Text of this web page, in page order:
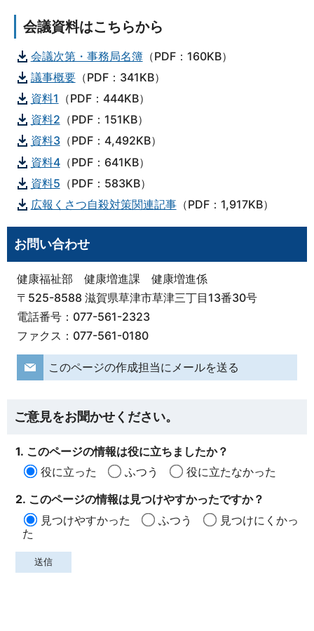
会議資料はこちらから
会議次第・事務局名簿（PDF：160KB）
議事概要（PDF：341KB）
資料1 （PDF：444KB）
資料2 （PDF：151KB）
資料3（PDF：4,492KB）
資料4（PDF：641KB）
資料5 （PDF：583KB）
広報くさつ自殺対策関連記事（PDF：1,917KB）
お問い合わせ
健康福祉部 健康増進課 健康増進係
〒525-8588 滋賀県草津市草津三丁目13番30号
電話番号：077-561-2323
ファクス：077-561-0180
このページの作成担当にメールを送る
ご意見をお聞かせください。
1. このページの情報は役に立ちましたか？
役に立った
ふつう
役に立たなかった
2. このページの情報は見つけやすかったですか？
見つけやすかった
ふつう
見つけにくかっ
た